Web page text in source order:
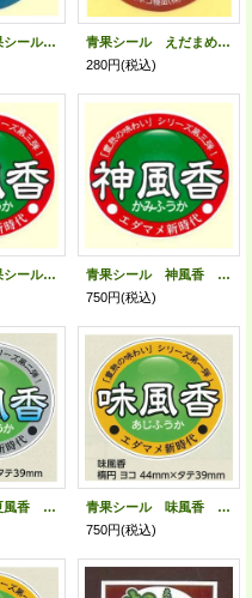
送料無料 青果シール えだまめ ゆかた娘 1000枚 カネコ種苗（株）
青果シール えだまめ 湯あがり娘 100枚 カネコ種苗（株）
280円(税込)
送料無料 青果シール 神風香 1000枚 雪印種苗(株)
青果シール 神風香 100枚 雪印種苗(株)
750円(税込)
青果シール 夏風香 100枚 雪印種苗(株)
青果シール 味風香 100枚 雪印種苗(株)
750円(税込)